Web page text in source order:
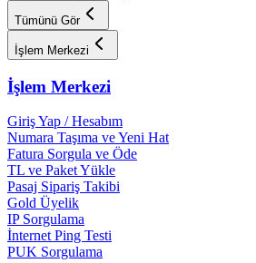
Tümünü Gör
İşlem Merkezi
İşlem Merkezi
Giriş Yap / Hesabım
Numara Taşıma ve Yeni Hat
Fatura Sorgula ve Öde
TL ve Paket Yükle
Pasaj Sipariş Takibi
Gold Üyelik
IP Sorgulama
İnternet Ping Testi
PUK Sorgulama